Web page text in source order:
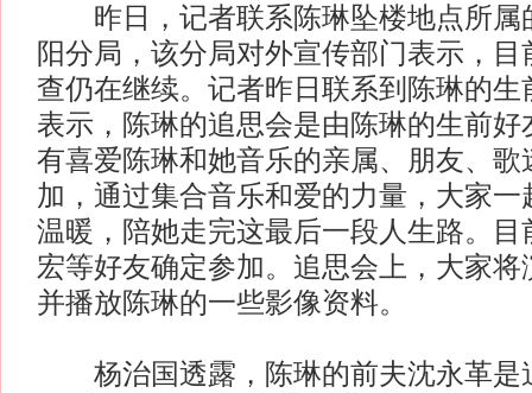
昨日，记者联系陈琳坠楼地点所属
阳分局，该分局对外宣传部门表示，
查仍在继续。记者昨日联系到陈琳的生
表示，陈琳的追思会是由陈琳的生前好
有喜爱陈琳和她音乐的亲属、朋友、歌
加，通过集合音乐和爱的力量，大家一
温暖，陪她走完这最后一段人生路。目
宏等好友确定参加。追思会上，大家将
并播放陈琳的一些影像资料。
杨治国透露，陈琳的前夫沈永革是